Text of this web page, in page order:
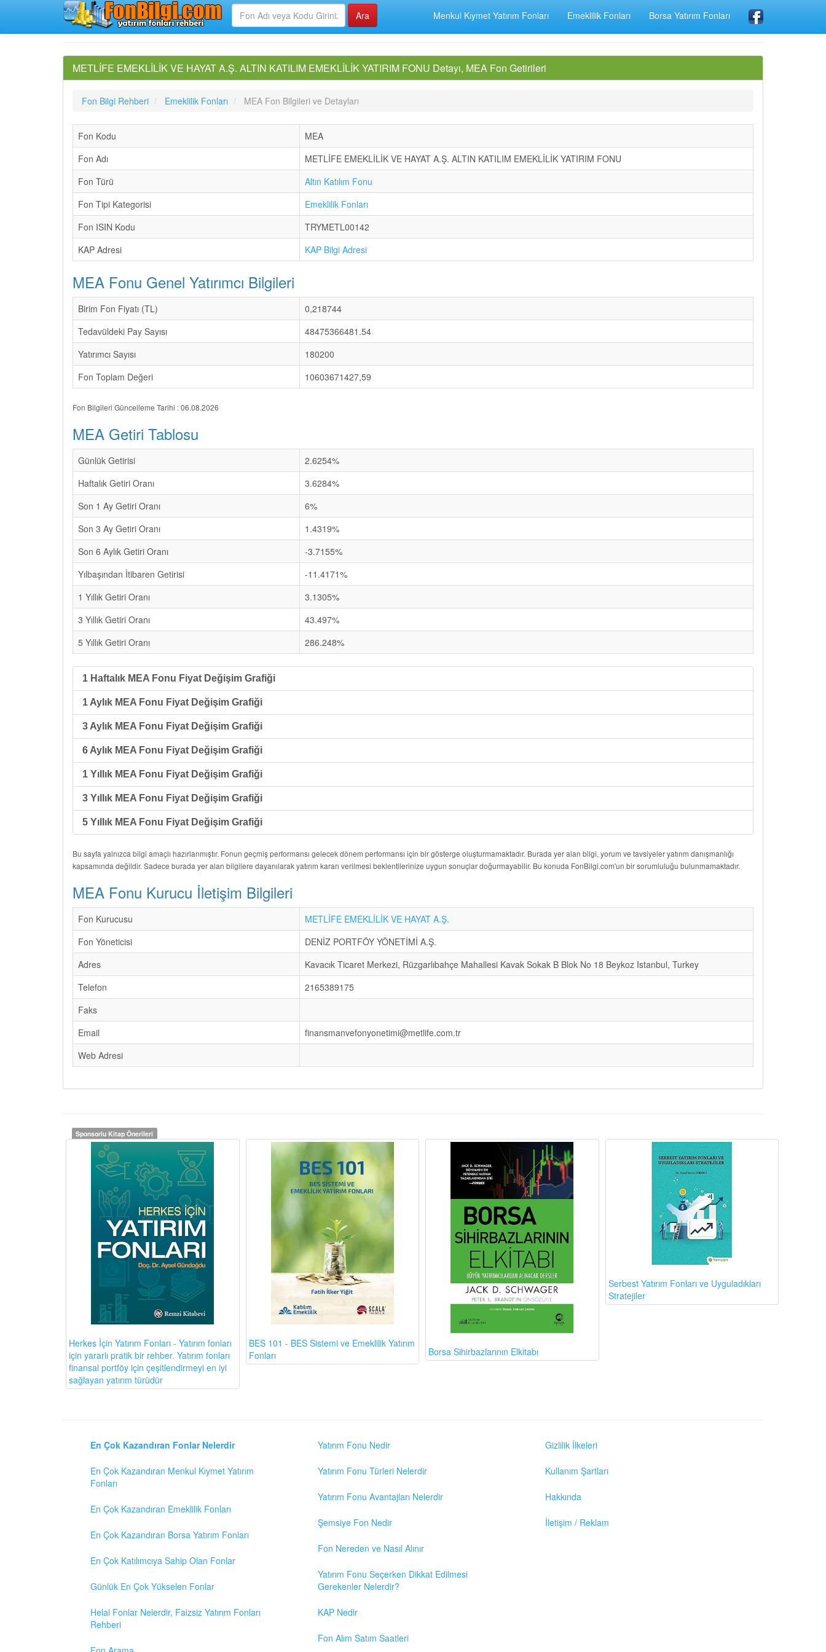
Menkul Kıymet Yatırım Fonları Emeklilik Fonları Borsa Yatırım Fonları
METLİFE EMEKLİLİK VE HAYAT A.Ş. ALTIN KATILIM EMEKLİLİK YATIRIM FONU Detayı, MEA Fon Getirileri
Fon Bilgi Rehberi Emeklilik Fonları MEA Fon Bilgileri ve Detayları
Fon Kodu
MEA
Fon Adı
METLİFE EMEKLİLİK VE HAYAT A.Ş. ALTIN KATILIM EMEKLİLİK YATIRIM FONU
Fon Türü
Altın Katılım Fonu
Fon Tipi Kategorisi
Emeklilik Fonları
Fon ISIN Kodu
TRYMETL00142
KAP Adresi
KAP Bilgi Adresi
MEA Fonu Genel Yatırımcı Bilgileri
Birim Fon Fiyatı (TL)
0,218744
Tedavüldeki Pay Sayısı
48475366481.54
Yatırımcı Sayısı
180200
Fon Toplam Değeri
10603671427,59
Fon Bilgileri Güncelleme Tarihi : 06.08.2026
MEA Getiri Tablosu
Günlük Getirisi
2.6254%
Haftalık Getiri Oranı
3.6284%
Son 1 Ay Getiri Oranı
6%
Son 3 Ay Getiri Oranı
1.4319%
Son 6 Aylık Getiri Oranı
-3.7155%
Yılbaşından İtibaren Getirisi
-11.4171%
1 Yıllık Getiri Oranı
3.1305%
3 Yıllık Getiri Oranı
43.497%
5 Yıllık Getiri Oranı
286.248%
1 Haftalık MEA Fonu Fiyat Değişim Grafiği
1 Aylık MEA Fonu Fiyat Değişim Grafiği
3 Aylık MEA Fonu Fiyat Değişim Grafiği
6 Aylık MEA Fonu Fiyat Değişim Grafiği
1 Yıllık MEA Fonu Fiyat Değişim Grafiği
3 Yıllık MEA Fonu Fiyat Değişim Grafiği
5 Yıllık MEA Fonu Fiyat Değişim Grafiği
Bu sayfa yalnızca bilgi amaçlı hazırlanmıştır. Fonun geçmiş performansı gelecek dönem performansı için bir gösterge oluşturmamaktadır. Burada yer alan bilgi, yorum ve tavsiyeler yatırım danışmanlığı
kapsamında değildir. Sadece burada yer alan bilgilere dayanılarak yatırım kararı verilmesi beklentilerinize uygun sonuçlar doğurmayabilir. Bu konuda FonBilgi.com'un bir sorumluluğu bulunmamaktadır.
MEA Fonu Kurucu İletişim Bilgileri
Fon Kurucusu
METLİFE EMEKLİLİK VE HAYAT A.Ş.
Fon Yöneticisi
DENİZ PORTFÖY YÖNETİMİ A.Ş.
Adres
Kavacık Ticaret Merkezi, Rüzgarlıbahçe Mahallesi Kavak Sokak B Blok No 18 Beykoz Istanbul, Turkey
Telefon
2165389175
Faks
Email
finansmanvefonyonetimi@metlife.com.tr
Web Adresi
Sponsorlu Kitap Önerileri
Herkes İçin Yatırım Fonları - Yatırım fonları
için yararlı pratik bir rehber. Yatırım fonları
finansal portföy için çeşitlendirmeyi en iyi
sağlayan yatırım türüdür
BES 101 - BES Sistemi ve Emeklilik Yatırım
Fonları
Borsa Sihirbazlarının Elkitabı
Serbest Yatırım Fonları ve Uyguladıkları
Stratejiler
En Çok Kazandıran Fonlar Nelerdir
En Çok Kazandıran Menkul Kıymet Yatırım
Fonları
En Çok Kazandıran Emeklilik Fonları
En Çok Kazandıran Borsa Yatırım Fonları
En Çok Katılımcıya Sahip Olan Fonlar
Günlük En Çok Yükselen Fonlar
Helal Fonlar Nelerdir, Faizsiz Yatırım Fonları
Rehberi
Yatırım Fonu Nedir
Yatırım Fonu Türleri Nelerdir
Yatırım Fonu Avantajları Nelerdir
Şemsiye Fon Nedir
Fon Nereden ve Nasıl Alınır
Yatırım Fonu Seçerken Dikkat Edilmesi
Gerekenler Nelerdir?
KAP Nedir
Fon Alım Satım Saatleri
Gizlilik İlkeleri
Kullanım Şartları
Hakkında
İletişim / Reklam